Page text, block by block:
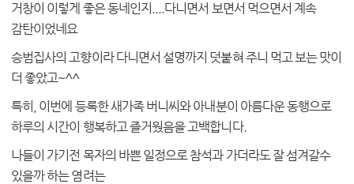
거창이 이렇게 좋은 동네인지 ....다니면서 보면서 먹으면서 계속
감탄이었네요
승범집사의 고향이라 다니면서 설명까지 덧붙혀 주니 먹고 보는 맛이
더 좋았고~^^
특히 이번에 등록한 새가족 버니씨와 아내분이 아름다운 동행으로
하루의 시간이 행복하고 즐거웠음을 고백합니다.
나들이 가기전 목자의 바쁜 일정으로 참석과 가더라도 잘 섬겨갈수
있을까 하는 염려는